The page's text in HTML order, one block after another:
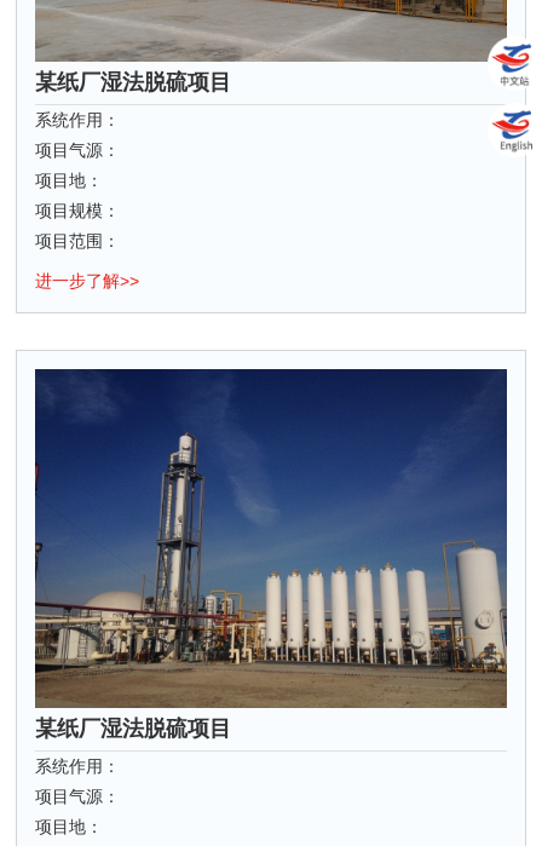
某纸厂湿法脱硫项目
系统作用：
项目气源：
项目地：
项目规模：
项目范围：
进一步了解>>
某纸厂湿法脱硫项目
系统作用：
项目气源：
项目地：